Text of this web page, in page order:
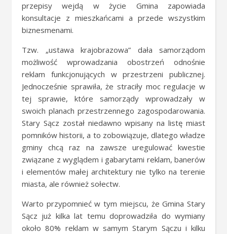
przepisy wejdą w życie Gmina zapowiada
konsultacje z mieszkańcami a przede wszystkim
biznesmenami.
Tzw. „ustawa krajobrazowa” dała samorządom
możliwość wprowadzania obostrzeń odnośnie
reklam funkcjonujących w przestrzeni publicznej.
Jednocześnie sprawiła, że straciły moc regulacje w
tej sprawie, które samorządy wprowadzały w
swoich planach przestrzennego zagospodarowania.
Stary Sącz został niedawno wpisany na listę miast
pomników historii, a to zobowiązuje, dlatego władze
gminy chcą raz na zawsze uregulować kwestie
związane z wyglądem i gabarytami reklam, banerów
i elementów małej architektury nie tylko na terenie
miasta, ale również sołectw.
Warto przypomnieć w tym miejscu, że Gmina Stary
Sącz już kilka lat temu doprowadziła do wymiany
około 80% reklam w samym Starym Sączu i kilku